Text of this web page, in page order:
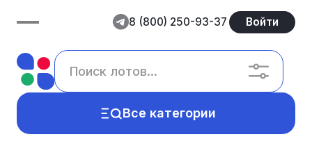
8 (800) 250-93-37 Войти
Все категории